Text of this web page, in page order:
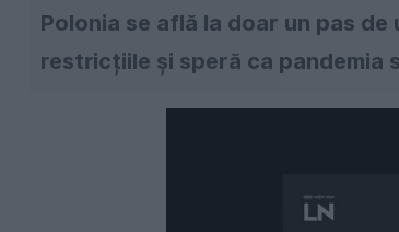
Polonia se află la doar un pas
restricțiile și speră ca pandemia